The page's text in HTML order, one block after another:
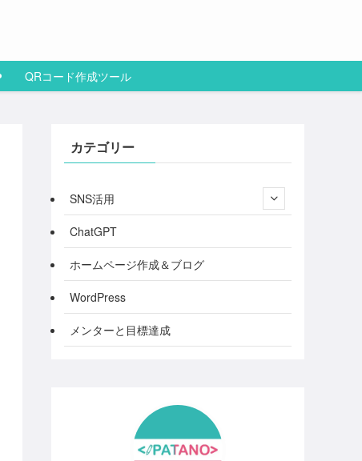
QRコード作成ツール
カテゴリー
SNS活用
ChatGPT
ホームページ作成＆ブログ
WordPress
メンターと目標達成